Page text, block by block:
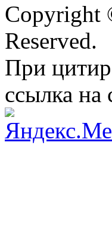
Copyright
Reserved.
При
ссылка на